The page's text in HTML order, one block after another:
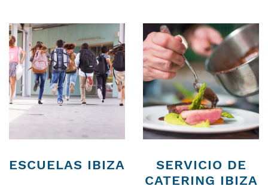
ESCUELAS IBIZA
SERVICIO DE
CATERING IBIZA